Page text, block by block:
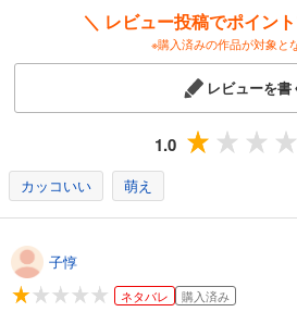
＼ レビュー投稿でポイン
※購入済みの作品が対象と
レビューを書
1.0
カッコいい 萌え
子惇
ネタバレ 購入済み